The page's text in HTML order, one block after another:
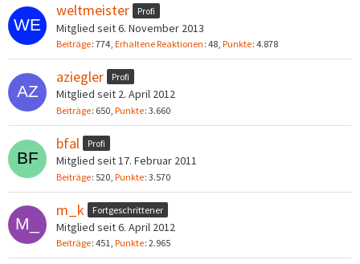
weltmeister Profi
Mitglied seit 6. November 2013
Beiträge 774 Erhaltene Reaktionen 48 Punkte 4.878
aziegler Profi
Mitglied seit 2. April 2012
Beiträge 650 Punkte 3.660
bfal Profi
Mitglied seit 17. Februar 2011
Beiträge 520 Punkte 3.570
m_k Fortgeschrittener
Mitglied seit 6. April 2012
Beiträge 451 Punkte 2.965